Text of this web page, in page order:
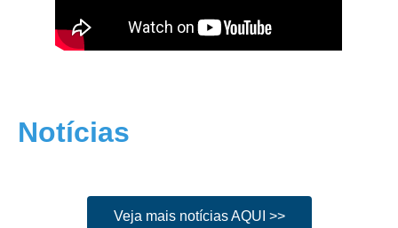
Notícias
Veja mais notícias AQUI >>